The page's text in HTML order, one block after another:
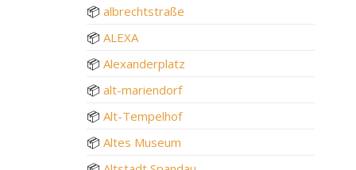
📦 albrechtstraße
📦 ALEXA
📦 Alexanderplatz
📦 alt-mariendorf
📦 Alt-Tempelhof
📦 Altes Museum